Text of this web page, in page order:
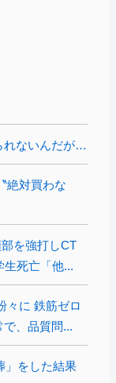
れないんだが…
絶対買わな
を強打しCT
死亡「他...
々に 鉄筋ゼロ
、品質問...
」をした結果